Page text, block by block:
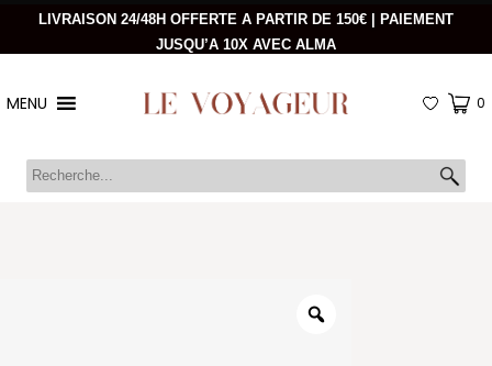
LIVRAISON 24/48H OFFERTE A PARTIR DE 150€ | PAIEMENT
JUSQU’A 10X AVEC ALMA
MENU 0